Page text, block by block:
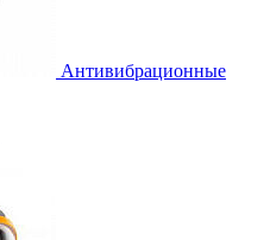
Антивибрационные